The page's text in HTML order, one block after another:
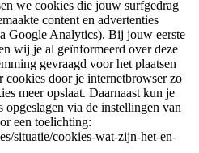
we cookies die jouw surfgedrag
content en advertenties
Google Analytics). Bij jouw eerste
wij je al geïnformeerd over deze
gevraagd voor het plaatsen
cookies door je internetbrowser zo
meer opslaat. Daarnaast kun je
via de instellingen van
een toelichting:
situatie/cookies-wat-zijn-het-en-